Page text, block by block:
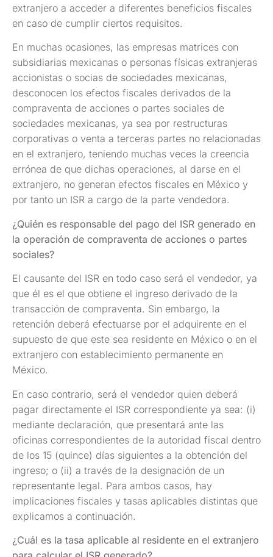
extranjero a acceder a diferentes beneficios fiscales
en caso de cumplir ciertos requisitos.
En muchas ocasiones, las empresas matrices con
subsidiarias mexicanas o personas físicas extranjeras
accionistas o socias de sociedades mexicanas,
desconocen los efectos fiscales derivados de la
compraventa de acciones o partes sociales de
sociedades mexicanas, ya sea por restructuras
corporativas o venta a terceras partes no relacionadas
en el extranjero, teniendo muchas veces la creencia
errónea de que dichas operaciones, al darse en el
extranjero, no generan efectos fiscales en México y
por tanto un ISR a cargo de la parte vendedora.
¿Quién es responsable del pago del ISR generado en
la operación de compraventa de acciones o partes
sociales?
El causante del ISR en todo caso será el vendedor, ya
que él es el que obtiene el ingreso derivado de la
transacción de compraventa. Sin embargo, la
retención deberá efectuarse por el adquirente en el
supuesto de que este sea residente en México o en el
extranjero con establecimiento permanente en
México.
En caso contrario, será el vendedor quien deberá
pagar directamente el ISR correspondiente ya sea: (i)
mediante declaración, que presentará ante las
oficinas correspondientes de la autoridad fiscal dentro
de los 15 (quince) días siguientes a la obtención del
ingreso; o (ii) a través de la designación de un
representante legal. Para ambos casos, hay
implicaciones fiscales y tasas aplicables distintas que
explicamos a continuación.
¿Cuál es la tasa aplicable al residente en el extranjero